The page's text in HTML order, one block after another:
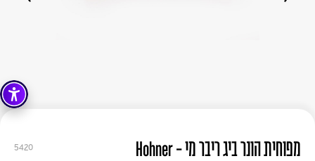
5420
מפוחית הונר ביג ריבר מי - Hohner